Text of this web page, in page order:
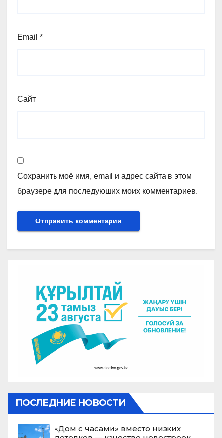
Email *
Сайт
Сохранить моё имя, email и адрес сайта в этом
браузере для последующих моих комментариев.
ПОСЛЕДНИЕ НОВОСТИ
«Дом с часами» вместо низких